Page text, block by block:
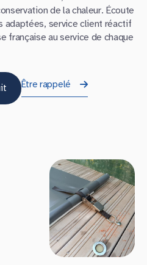
de la chaleur. Écoute
adaptées, service client réactif
française au service de chaque
Être rappelé